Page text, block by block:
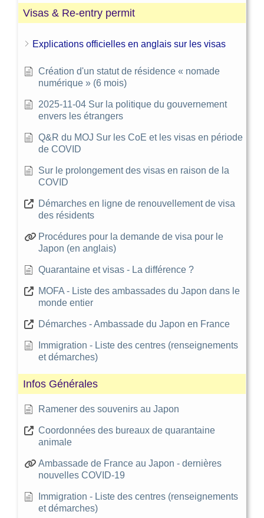
Visas & Re-entry permit
Explications officielles en anglais sur les visas
Création d'un statut de résidence « nomade
numérique » (6 mois)
2025-11-04 Sur la politique du gouvernement
envers les étrangers
Q&R du MOJ Sur les CoE et les visas en période
de COVID
Sur le prolongement des visas en raison de la
COVID
Démarches en ligne de renouvellement de visa
des résidents
Procédures pour la demande de visa pour le
Japon (en anglais)
Quarantaine et visas - La différence ?
MOFA - Liste des ambassades du Japon dans le
monde entier
Démarches - Ambassade du Japon en France
Immigration - Liste des centres (renseignements
et démarches)
Infos Générales
Ramener des souvenirs au Japon
Coordonnées des bureaux de quarantaine
animale
Ambassade de France au Japon - dernières
nouvelles COVID-19
Immigration - Liste des centres (renseignements
et démarches)